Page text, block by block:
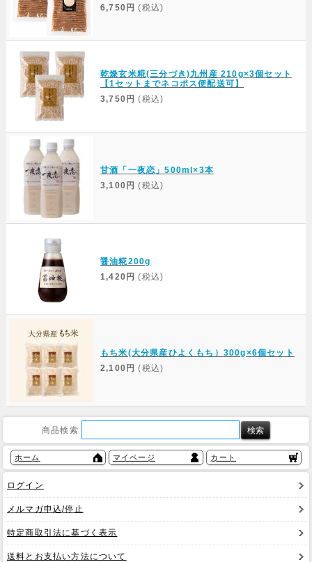
6,750円 (税込)
乾燥玄米糀(三分づき)九州産 210g×3個セット
【1セットまでネコポス便配送可】
3,750円 (税込)
甘酒「一夜恋」500ml×3本
3,100円 (税込)
醤油糀200g
1,420円 (税込)
もち米(大分県産ひよくもち）300g×6個セット
2,100円 (税込)
商品検索
ホーム マイページ カート
ログイン
メルマガ申込/停止
特定商取引法に基づく表示
送料とお支払い方法について